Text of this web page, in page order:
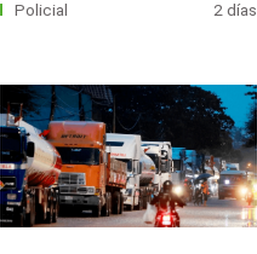
Policial 2 días